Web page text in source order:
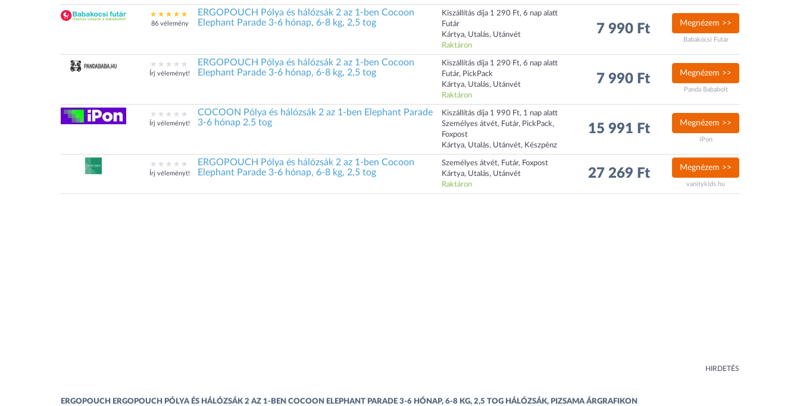
86 vélemény
ERGOPOUCH Pólya és hálózsák 2 az 1-ben Cocoon
Elephant Parade 3-6 hónap, 6-8 kg, 2,5 tog
Kiszállítás díja 1 290 Ft, 6 nap alatt
Futár
Kártya, Utalás, Utánvét
Raktáron
7 990 Ft Megnézem >>
Babakocsi Futár
Írj véleményt!
ERGOPOUCH Pólya és hálózsák 2 az 1-ben Cocoon
Elephant Parade 3-6 hónap, 6-8 kg, 2,5 tog
Kiszállítás díja 1 290 Ft, 6 nap alatt
Futár, PickPack
Kártya, Utalás, Utánvét
Raktáron
7 990 Ft Megnézem >>
Panda Bababolt
Írj véleményt!
COCOON Pólya és hálózsák 2 az 1-ben Elephant Parade
3-6 hónap 2.5 tog
Kiszállítás díja 1 990 Ft, 1 nap alatt
Személyes átvét, Futár, PickPack,
Foxpost
Kártya, Utalás, Utánvét, Készpénz
15 991 Ft Megnézem >>
iPon
Írj véleményt!
ERGOPOUCH Pólya és hálózsák 2 az 1-ben Cocoon
Elephant Parade 3-6 hónap, 6-8 kg, 2,5 tog
Személyes átvét, Futár, Foxpost
Kártya, Utalás, Utánvét
Raktáron
27 269 Ft Megnézem >>
vanitykids.hu
HIRDETÉS
ERGOPOUCH ERGOPOUCH PÓLYA ÉS HÁLÓZSÁK 2 AZ 1-BEN COCOON ELEPHANT PARADE 3-6 HÓNAP, 6-8 KG, 2,5 TOG HÁLÓZSÁK, PIZSAMA ÁRGRAFIKON